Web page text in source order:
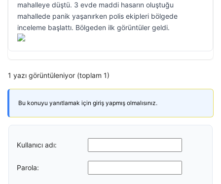
mahalleye düştü. 3 evde maddi hasarın oluştuğu
mahallede panik yaşanırken polis ekipleri bölgede
inceleme başlattı. Bölgeden ilk görüntüler geldi.
1 yazı görüntüleniyor (toplam 1)
Bu konuyu yanıtlamak için giriş yapmış olmalısınız.
Kullanıcı adı:
Parola: